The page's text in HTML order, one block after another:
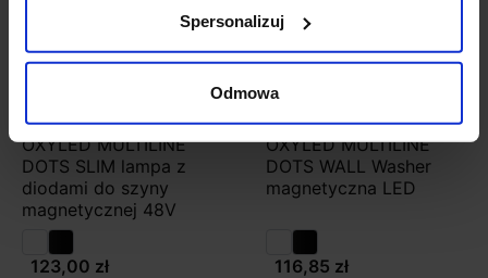
Spersonalizuj
Odmowa
OXYLED MULTILINE
DOTS SLIM lampa z
diodami do szyny
magnetycznej 48V
123,00 zł
OXYLED MULTILINE
DOTS WALL Washer
magnetyczna LED
116,85 zł